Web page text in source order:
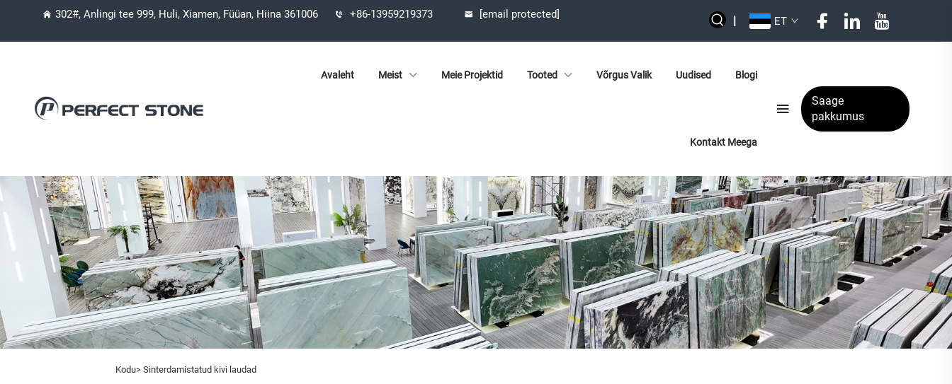
302#, Anlingi tee 999, Huli, Xiamen, Füüan, Hiina 361006 +86-13959219373 [email protected] | ET
Avaleht Meist Meie Projektid Tooted Võrgus Valik Uudised Blogi
Kontakt Meega
Saage
pakkumus
Kodu> Sinterdamistatud kivi laudad